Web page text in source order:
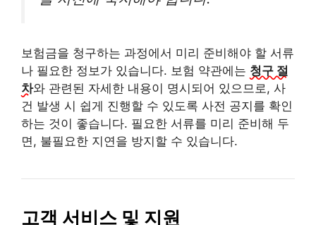
보험금을 청구하는 과정에서 미리 준비해야 할 서류
나 필요한 정보가 있습니다. 보험 약관에는 청구 절
차와 관련된 자세한 내용이 명시되어 있으므로, 사
건 발생 시 쉽게 진행할 수 있도록 사전 공지를 확인
하는 것이 좋습니다. 필요한 서류를 미리 준비해 두
면, 불필요한 지연을 방지할 수 있습니다.
고객 서비스 및 지원